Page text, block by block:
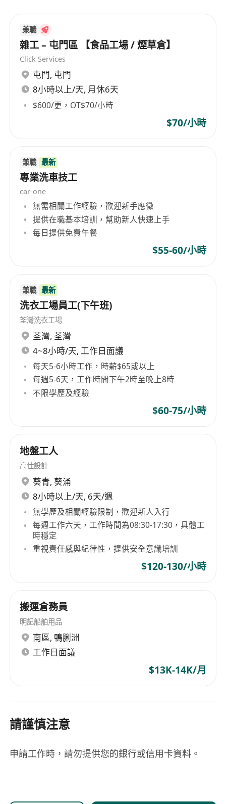
兼職
雜工 – 屯門區 【食品工場 / 煙草倉】
Click Services
屯門, 屯門
8小時以上/天, 月休6天
$600/更，OT$70/小時
$70/小時
兼職 最新
專業洗車技工
car-one
無需相關工作經驗，歡迎新手應徵
提供在職基本培訓，幫助新人快速上手
每日提供免費午餐
$55-60/小時
兼職 最新
洗衣工場員工(下午班)
荃灣洗衣工場
荃灣, 荃灣
4~8小時/天, 工作日面議
每天5-6小時工作，時薪$65或以上
每週5-6天，工作時間下午2時至晚上8時
不限學歷及經驗
$60-75/小時
地盤工人
高仕設計
葵青, 葵涌
8小時以上/天, 6天/週
無學歷及相關經驗限制，歡迎新人入行
每週工作六天，工作時間為08:30-17:30，具體工
時穩定
重視責任感與紀律性，提供安全意識培訓
$120-130/小時
搬運倉務員
明記船舶用品
南區, 鴨脷洲
工作日面議
$13K-14K/月
請謹慎注意
申請工作時，請勿提供您的銀行或信用卡資料。